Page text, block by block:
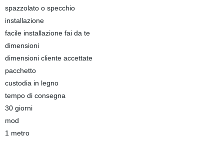
spazzolato o specchio
installazione
facile installazione fai da te
dimensioni
dimensioni cliente accettate
pacchetto
custodia in legno
tempo di consegna
30 giorni
mod
1 metro